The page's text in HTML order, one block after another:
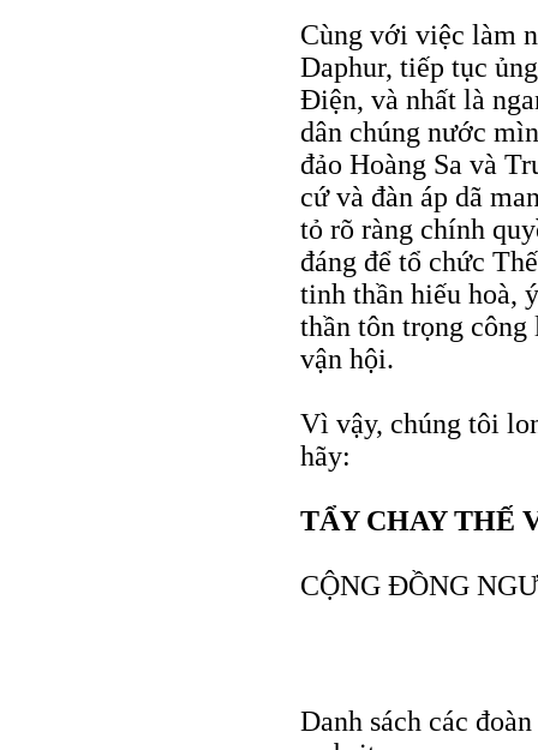
Cùng với việc làm
Daphur, tiếp tục
Điện, và nhất là
dân chúng nước
đảo Hoàng Sa và
cứ và đàn áp dã
tỏ rõ ràng chính
đáng để tổ chức
tinh thần hiếu hoà,
thần tôn trọng công
vận hội.
Vì vậy, chúng tôi
hãy:
TẨY CHAY THẾ
CỘNG ĐỒNG
Danh sách các